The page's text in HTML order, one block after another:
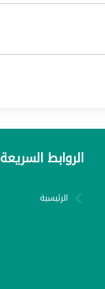
الروابط السريعة
الرئيسية